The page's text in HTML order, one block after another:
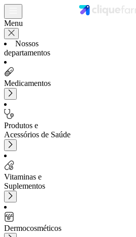
Menu
Nossos
departamentos
Medicamentos
Produtos e
Acessórios de Saúde
Vitaminas e
Suplementos
Dermocosméticos